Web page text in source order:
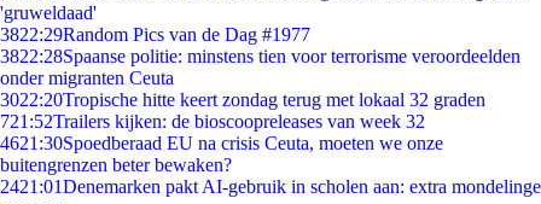
'gruweldaad'
3822:29Random Pics van de Dag #1977
3822:28Spaanse politie: minstens tien voor terrorisme veroordeelden
onder migranten Ceuta
3022:20Tropische hitte keert zondag terug met lokaal 32 graden
721:52Trailers kijken: de bioscoopreleases van week 32
4621:30Spoedberaad EU na crisis Ceuta, moeten we onze
buitengrenzen beter bewaken?
2421:01Denemarken pakt AI-gebruik in scholen aan: extra mondelinge